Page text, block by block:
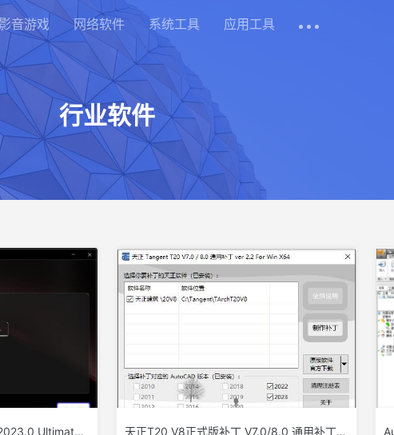
音游戏 网络软件 系统工具 应用工具
行业软件
Autodesk InfoWorks ICM 2023.0 Ultimate x64 中文破解版 安装教程 天正T20 V8正式版补丁 V7.0/8.0 通用补丁(全系列) 下载